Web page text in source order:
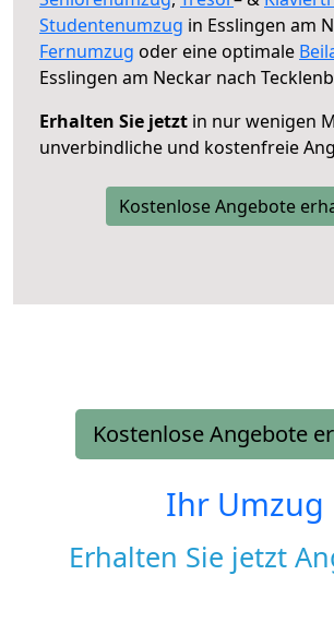
Studentenumzug in Esslingen am
Fernumzug oder eine optimale
Esslingen am Neckar nach
Erhalten Sie jetzt in nur wenigen
unverbindliche und kostenfreie
Kostenlose Angebote
Kostenlose Angebote
Ihr Umzug
Erhalten Sie jetzt